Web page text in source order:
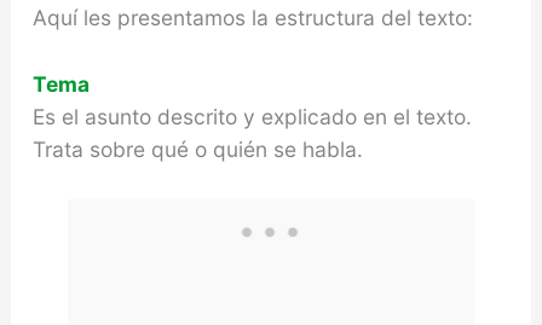
Aquí les presentamos la estructura del texto:
Tema
Es el asunto descrito y explicado en el texto.
Trata sobre qué o quién se habla.